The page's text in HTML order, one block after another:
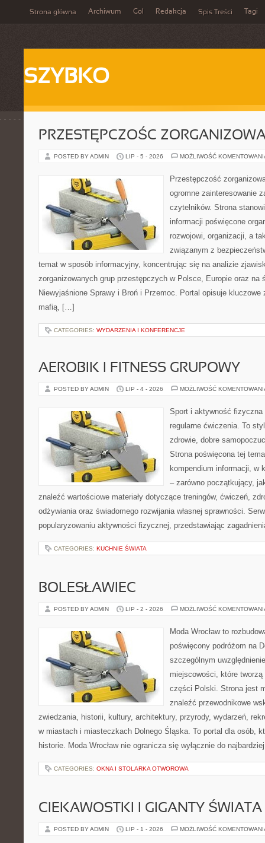
Strona główna Archiwum Gol Redakcja Spis Treści Tagi
SZYBKO
PRZESTĘPCZOŚC
POSTED BY ADMIN LIP - 5 - 2026 MOŻLIWOŚĆ
Przestępczość
ogromne zainteresowanie
czytelników. Strona
informacji poświęcone
rozwojowi, organizacji, a
związanym z
temat w sposób informacyjny, koncentrując się na analizie
zorganizowanych grup przestępczych w Polsce, Europie oraz na
Niewyjaśnione Sprawy i Broń i Przemoc. Portal opisuje kluczowe
mafią, […]
CATEGORIES: WYDARZENIA I KONFERENCJE
AEROBIK I FITNESS GRUPOWY
POSTED BY ADMIN LIP - 4 - 2026 MOŻLIWOŚĆ
Sport i aktywność
regularne ćwiczenia. To
zdrowie, dobre
Strona poświęcona tej
kompendium informacji, w
– zarówno początkujący,
znaleźć wartościowe materiały dotyczące treningów, ćwiczeń,
odżywiania oraz świadomego rozwijania własnej sprawności.
popularyzowaniu aktywności fizycznej, przedstawiając
CATEGORIES: KUCHNIE ŚWIATA
BOLESŁAWIEC
POSTED BY ADMIN LIP - 2 - 2026 MOŻLIWOŚĆ
Moda Wrocław to
poświęcony podróżom na
szczególnym
miejscowości, które
części Polski. Strona jest
znaleźć przewodnikowe
zwiedzania, historii, kultury, architektury, przyrody, wydarzeń,
w miastach i miasteczkach Dolnego Śląska. To portal dla osób,
historie. Moda Wrocław nie ogranicza się wyłącznie do
CATEGORIES: OKNA I STOLARKA OTWOROWA
CIEKAWOSTKI I GIGANTY ŚWIATA
POSTED BY ADMIN LIP - 1 - 2026 MOŻLIWOŚĆ